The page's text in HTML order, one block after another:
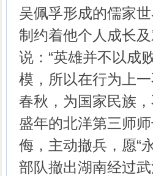
吴佩孚形成的儒家
制约着他个人成长
说：“英雄并不以成
模，所以在行为上
春秋，为国家民族
盛年的北洋第三师
侮，主动撤兵，愿“
部队撤出湖南经过